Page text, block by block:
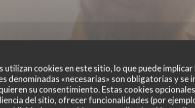
utilizan cookies en este sitio, lo que puede
denominadas «necesarias» son obligatorias y se
su consentimiento. Estas cookies
del sitio, ofrecer funcionalidades (por